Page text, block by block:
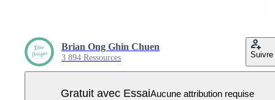
Brian Ong Ghin Chuen
3 894 Ressources Suivre
Gratuit avec EssaiAucune attribution requise